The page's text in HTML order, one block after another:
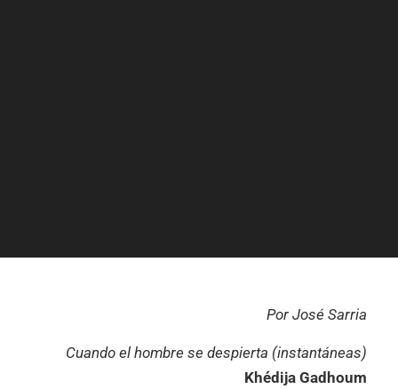
Por José Sarria
Cuando el hombre se despierta (instantáneas)
Khédija Gadhoum